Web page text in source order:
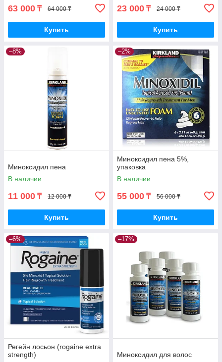
63 000 ₸ 64 000 ₸
Купить
23 000 ₸ 24 000 ₸
Купить
–8%
Миноксидил пена
В наличии
11 000 ₸ 12 000 ₸
Купить
–2%
Миноксидил пена 5%,
упаковка
В наличии
55 000 ₸ 56 000 ₸
Купить
–6%
Регейн лосьон (rogaine extra
strength)
–17%
Миноксидил для волос